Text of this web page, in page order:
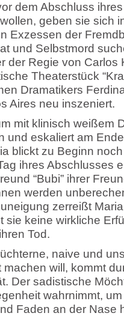
dem Abschluss
geben sie sich
Exzessen der
und Selbstmord
der Regie von Carlos
Theaterstück
Dramatikers
Aires neu inszeniert.
mit klinisch weißem
und eskaliert am
blickt zu Beginn
ihres Abschlusses
“Bubi” ihrer
werden
zerreißt
sie keine wirkliche
Tod.
naive und
machen will, kommt
Der sadistische
wahrnimmt,
Faden an der Nase